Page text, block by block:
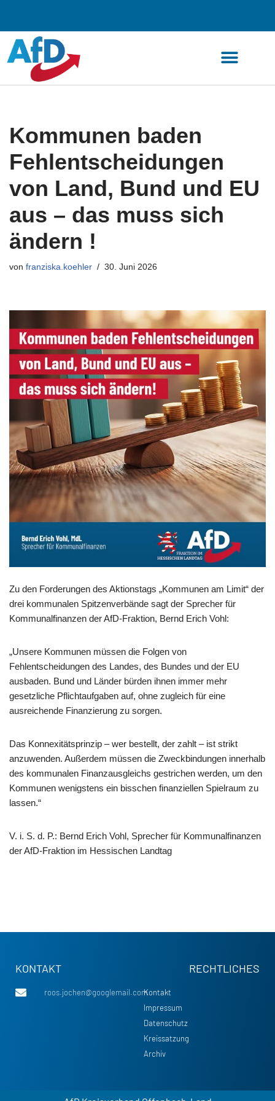
Zum
Inhalt
springen
Kommunen baden
Fehlentscheidungen
von Land, Bund und EU
aus – das muss sich
ändern !
von franziska.koehler 30. Juni 2026
Zu den Forderungen des Aktionstags „Kommunen am Limit“ der
drei kommunalen Spitzenverbände sagt der Sprecher für
Kommunalfinanzen der AfD-Fraktion, Bernd Erich Vohl:
„Unsere Kommunen müssen die Folgen von
Fehlentscheidungen des Landes, des Bundes und der EU
ausbaden. Bund und Länder bürden ihnen immer mehr
gesetzliche Pflichtaufgaben auf, ohne zugleich für eine
ausreichende Finanzierung zu sorgen.
Das Konnexitätsprinzip – wer bestellt, der zahlt – ist strikt
anzuwenden. Außerdem müssen die Zweckbindungen innerhalb
des kommunalen Finanzausgleichs gestrichen werden, um den
Kommunen wenigstens ein bisschen finanziellen Spielraum zu
lassen.“
V. i. S. d. P.: Bernd Erich Vohl, Sprecher für Kommunalfinanzen
der AfD-Fraktion im Hessischen Landtag
KONTAKT
roos.jochen@googlemail.com
RECHTLICHES
Kontakt
Impressum
Datenschutz
Kreissatzung
Archiv